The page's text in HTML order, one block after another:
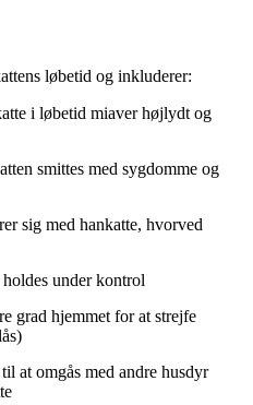
løbetid og inkluderer:
i løbetid miaver højlydt og
smittes med sygdomme og
sig med hankatte, hvorved
under kontrol
grad hjemmet for at strejfe
at omgås med andre husdyr